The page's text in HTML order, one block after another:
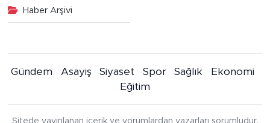
Haber Arşivi
Gündem Asayiş Siyaset Spor Sağlık
Ekonomi
Eğitim
Sitede yayınlanan içerik ve yorumlardan yazarları sorumludur.